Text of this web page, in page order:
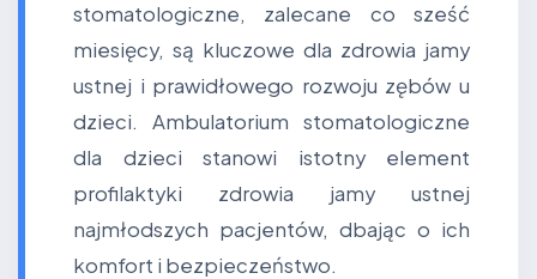
stomatologiczne, zalecane co sześć
miesięcy, są kluczowe dla zdrowia jamy
ustnej i prawidłowego rozwoju zębów u
dzieci. Ambulatorium stomatologiczne
dla dzieci stanowi istotny element
profilaktyki zdrowia jamy ustnej
najmłodszych pacjentów, dbając o ich
komfort i bezpieczeństwo.